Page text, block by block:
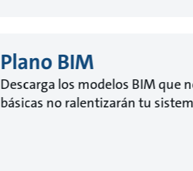
Plano BIM
Descarga los modelos BIM que
básicas no ralentizarán tu